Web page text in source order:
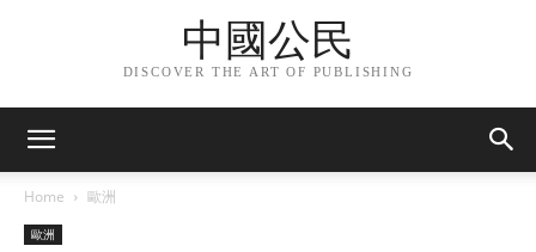
中國公民
DISCOVER THE ART OF PUBLISHING
Home 歐洲
歐洲